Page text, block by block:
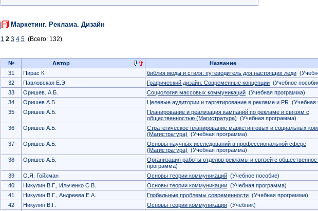
Маркетинг. Реклама. Дизайн
1 2 3 4 5 (Всего: 132)
№ Автор
Название
31
Пирас К. библия моды и стиля: путеводитель для настоящих леди
32
Павловская Е.Э Графический дизайн. Современные концепции (Учебное
33
Оришев. А.Б. Социология массовых коммуникаций (Учебная программа)
34
Оришев А.Б. Целевые аудитории и таргетирование в рекламе и PR (Учебная
35
Оришев А.Б.
Планирование и реализация кампаний по рекламе и связям с
общественностью (Магистратура) (Учебная программа)
36
Оришев А.Б.
Стратегическое планирование маркетинговых и социальных
(Магистратура) (Учебная программа)
37
Оришев А.Б.
Основы научных исследований в профессиональной сфере
(Магистратура) (Учебная программа)
38
Оришев А.Б. Организация работы отделов рекламы и связей с
программа)
39
О.Я. Гойхман Основы теории коммуникаций (Учебное пособие)
40
Никулин В.Г., Ильченко С.В. Основы теории коммуникации (Учебная программа)
41
Никулин В.Г., Андреева Е.А. Глобальные проблемы современности (Учебная программа)
42
Никулин В.Г. Основы теории коммуникации (Учебник)